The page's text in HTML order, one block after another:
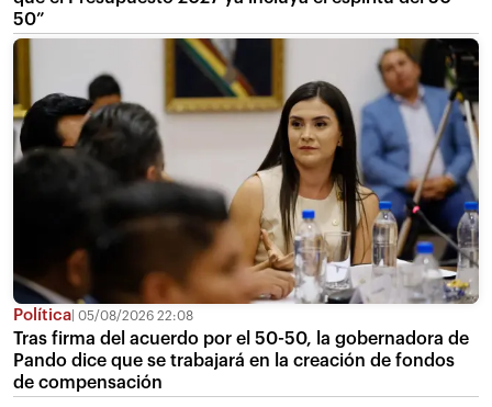
50”
Política 05/08/2026 22:08
Tras firma del acuerdo por el 50-50, la gobernadora de
Pando dice que se trabajará en la creación de fondos
de compensación